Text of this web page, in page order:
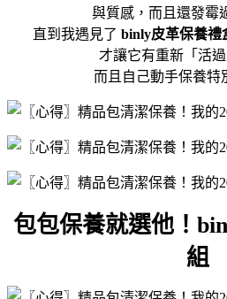
與質感，而且還發霉
直到我遇見了 binly皮革保養禮
才讓它有重新「活
而且自己動手保養特
包包保養就選他！
組